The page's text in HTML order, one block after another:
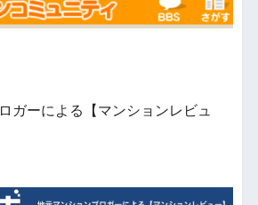
ガーによる【マンションレビュ